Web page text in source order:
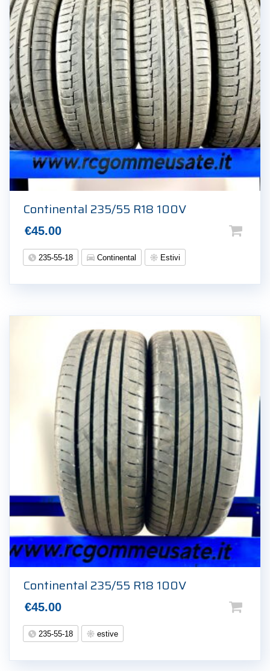
Continental 235/55 R18 100V
€45.00
235-55-18 Continental Estivi
Continental 235/55 R18 100V
€45.00
235-55-18 estive